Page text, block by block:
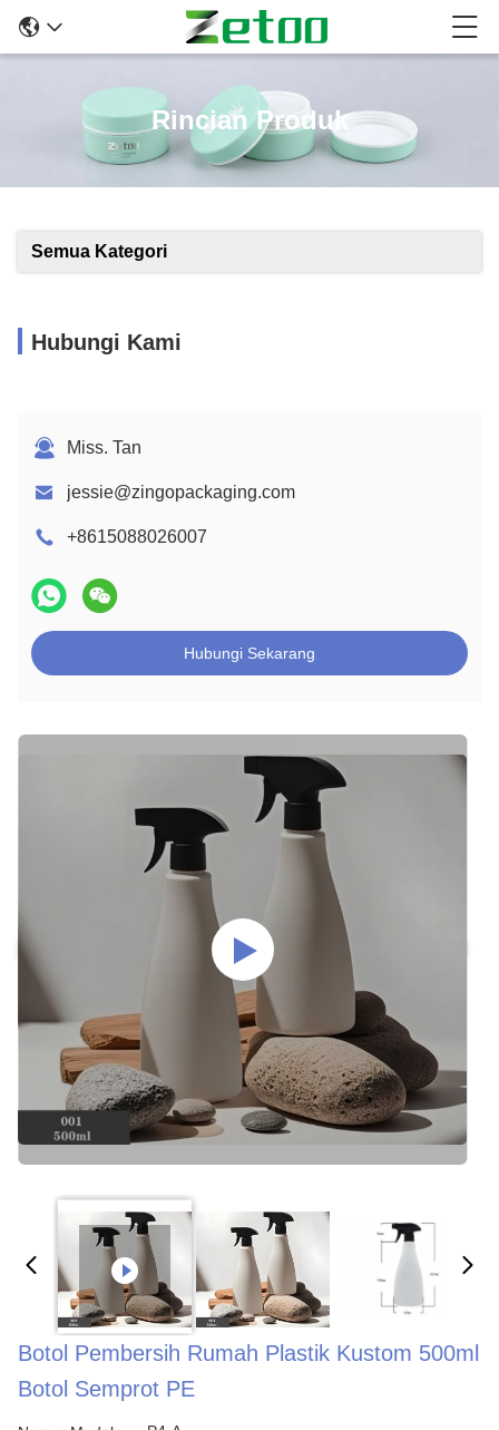
Rincian Produk
Semua Kategori
Hubungi Kami
Miss. Tan
jessie@zingopackaging.com
+8615088026007
Hubungi Sekarang
Botol Pembersih Rumah Plastik Kustom 500ml
Botol Semprot PE